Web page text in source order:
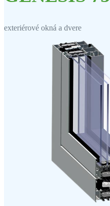
exteriérové okná a dvere